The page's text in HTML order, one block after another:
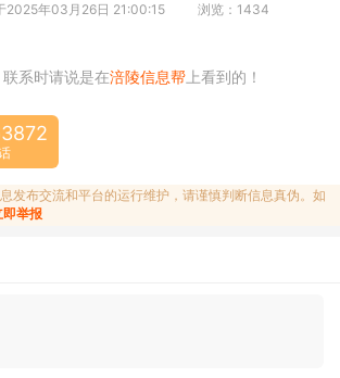
2025年03月26日 21:00:15 浏览：1434
联系时请说是在涪陵信息帮 上看到的！
发布交流和平台的运行维护，请谨慎判断信息真伪。如
即举报